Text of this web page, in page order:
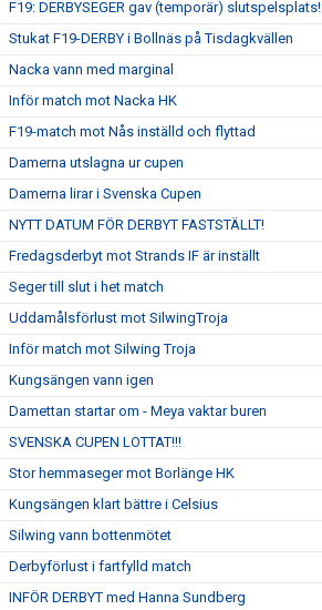
F19: DERBYSEGER gav (temporär) slutspelsplats!
Stukat F19-DERBY i Bollnäs på Tisdagkvällen
Nacka vann med marginal
Inför match mot Nacka HK
F19-match mot Nås inställd och flyttad
Damerna utslagna ur cupen
Damerna lirar i Svenska Cupen
NYTT DATUM FÖR DERBYT FASTSTÄLLT!
Fredagsderbyt mot Strands IF är inställt
Seger till slut i het match
Uddamålsförlust mot SilwingTroja
Inför match mot Silwing Troja
Kungsängen vann igen
Damettan startar om - Meya vaktar buren
SVENSKA CUPEN LOTTAT!!!
Stor hemmaseger mot Borlänge HK
Kungsängen klart bättre i Celsius
Silwing vann bottenmötet
Derbyförlust i fartfylld match
INFÖR DERBYT med Hanna Sundberg